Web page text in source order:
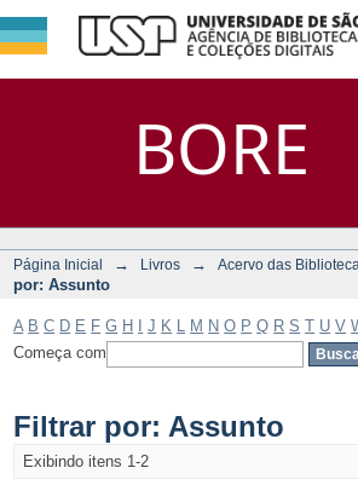
BORE
Filtrar
Assunto
DSpace/Manakin +
Página Inicial → Livros → Acervo das
por: Assunto
A B C D E F G H J K M N O P Q R S T U V
Começa com
Filtrar por: Assunto
Exibindo itens 1-2